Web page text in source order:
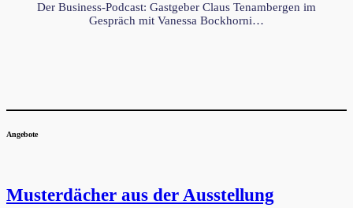
Der Business-Podcast: Gastgeber Claus Tenambergen im
Gespräch mit Vanessa Bockhorni…
Angebote
Musterdächer aus der Ausstellung